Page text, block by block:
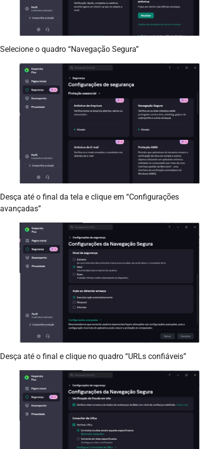
Selecione o quadro “Navegação Segura”
Desça até o final da tela e clique em “Configurações
avançadas”
Desça até o final e clique no quadro “URLs confiáveis”